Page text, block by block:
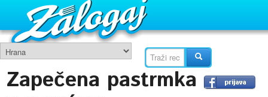
Zapečena pastrmka